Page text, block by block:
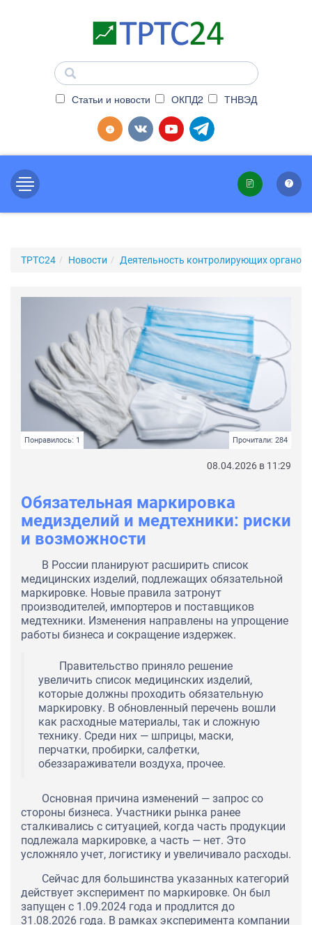
Статьи и новости ОКПД2 ТНВЭД
ТРТС24 Новости Деятельность контролирующих органов
Понравилось: 1 Прочитали: 284
08.04.2026 в 11:29
Обязательная маркировка
медизделий и медтехники: риски
и возможности
В России планируют расширить список
медицинских изделий, подлежащих обязательной
маркировке. Новые правила затронут
производителей, импортеров и поставщиков
медтехники. Изменения направлены на упрощение
работы бизнеса и сокращение издержек.
Правительство приняло решение
увеличить список медицинских изделий,
которые должны проходить обязательную
маркировку. В обновленный перечень вошли
как расходные материалы, так и сложную
технику. Среди них — шприцы, маски,
перчатки, пробирки, салфетки,
обеззараживатели воздуха, прочее.
Основная причина изменений — запрос со
стороны бизнеса. Участники рынка ранее
сталкивались с ситуацией, когда часть продукции
подлежала маркировке, а часть — нет. Это
усложняло учет, логистику и увеличивало расходы.
Сейчас для большинства указанных категорий
действует эксперимент по маркировке. Он был
запущен с 1.09.2024 года и продлится до
31.08.2026 года. В рамках эксперимента компании